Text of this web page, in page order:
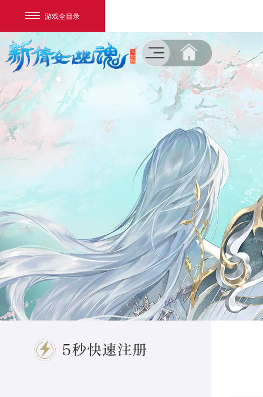
游戏全目录
游戏爱好者
新倩女幽魂
新闻公告
游戏资料
DATA
视听盛宴
MEDIA
游戏特色
FEATURES
SERVICE
菜单